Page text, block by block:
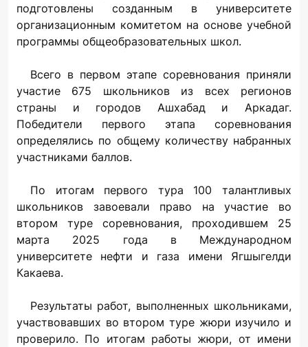
подготовлены созданным в университете
организационным комитетом на основе учебной
программы общеобразовательных школ.
Всего в первом этапе соревнования приняли
участие 675 школьников из всех регионов
страны и городов Ашхабад и Аркадаг.
Победители первого этапа соревнования
определялись по общему количеству набранных
участниками баллов.
По итогам первого тура 100 талантливых
школьников завоевали право на участие во
втором туре соревнования, проходившем 25
марта 2025 года в Международном
университете нефти и газа имени Ягшыгелди
Какаева.
Результаты работ, выполненных школьниками,
участвовавших во втором туре жюри изучило и
проверило. По итогам работы жюри, от имени